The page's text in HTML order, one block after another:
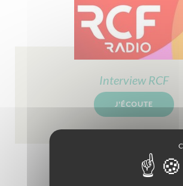
Poids-lourd
Préparation aux CACES
SST / AIPR / Habilitation
Textile et bagagerie Club Rousseau
Bien s'assurer
La team Club
FAQ Club
Frise des innovations
Les critères
NOS
Interview RCF
J'ÉCOUTE